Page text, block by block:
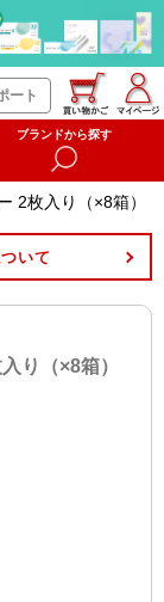
ート
ブランドから探す
2枚入り（×8箱）
いて
り（×8箱）